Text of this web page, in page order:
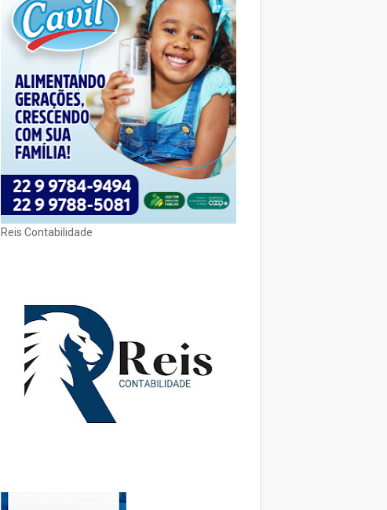
Reis Contabilidade